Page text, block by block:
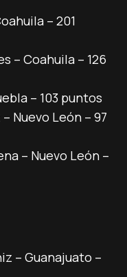
– 201
– Coahuila – 126
– 103 puntos
Nuevo León – 97
– Nuevo León –
– Guanajuato –